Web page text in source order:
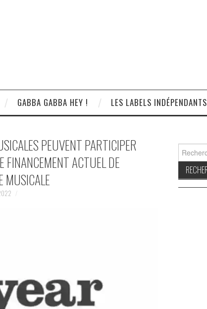
GABBA GABBA HEY ! LES LABELS INDÉPENDANTS
PEUVENT PARTICIPER
FINANCEMENT ACTUEL DE
MUSICALE